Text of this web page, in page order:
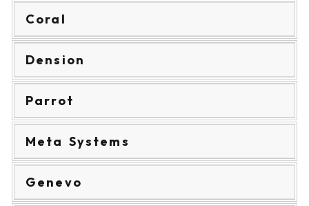
Coral
Dension
Parrot
Meta Systems
Genevo